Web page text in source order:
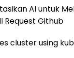
AI untuk
Request Github
cluster using